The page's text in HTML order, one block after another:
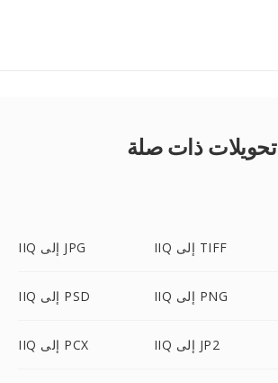
تحويلات ذات صلة
IIQ إلى JPG IIQ إلى TIFF
IIQ إلى PSD IIQ إلى PNG
IIQ إلى PCX IIQ إلى JP2